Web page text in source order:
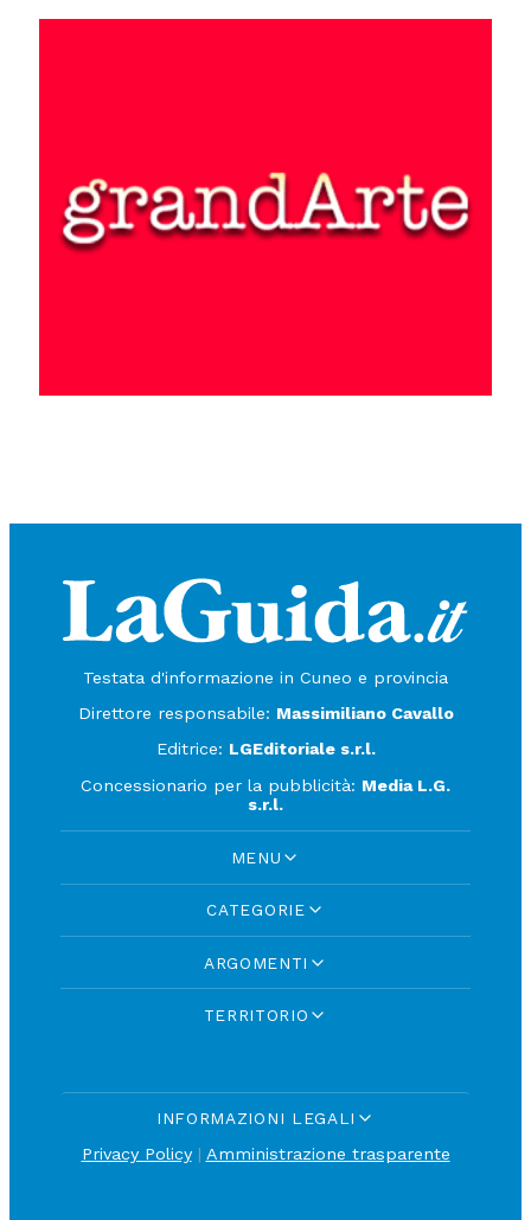
Testata d'informazione in Cuneo e provincia
Direttore responsabile: Massimiliano Cavallo
Editrice: LGEditoriale s.r.l.
Concessionario per la pubblicità: Media L.G.
s.r.l.
MENU
CATEGORIE
ARGOMENTI
TERRITORIO
INFORMAZIONI LEGALI
Privacy Policy| Amministrazione trasparente